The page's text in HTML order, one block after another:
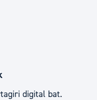
digital bat.